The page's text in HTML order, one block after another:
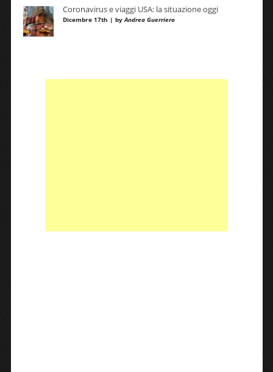
Coronavirus e viaggi USA: la situazione oggi
Dicembre 17th | byAndrea Guerriero